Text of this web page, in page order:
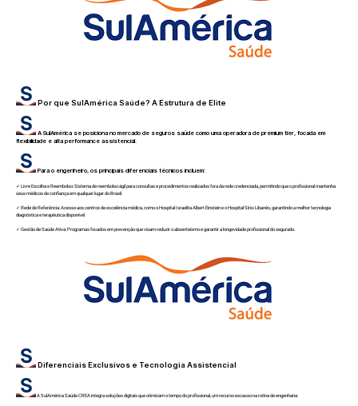
Por que SulAmérica Saúde? A Estrutura de Elite
A SulAmérica se posiciona no mercado de seguros saúde como uma operadora de premium tier, focada em
flexibilidade e alta performance assistencial.
Para o engenheiro, os principais diferenciais técnicos incluem:
✓ Livre Escolha e Reembolso: Sistema de reembolso ágil para consultas e procedimentos realizados fora da rede credenciada, permitindo que o profissional mantenha
seus médicos de confiança em qualquer lugar do Brasil.
✓ Rede de Referência: Acesso aos centros de excelência médica, como o Hospital Israelita Albert Einstein e o Hospital Sírio-Libanês, garantindo a melhor tecnologia
diagnóstica e terapêutica disponível.
✓ Gestão de Saúde Ativa: Programas focados em prevenção que visam reduzir o absenteísmo e garantir a longevidade profissional do segurado.
Diferenciais Exclusivos e Tecnologia Assistencial
A SulAmérica Saúde CREA integra soluções digitais que otimizam o tempo do profissional, um recurso escasso na rotina de engenharia: